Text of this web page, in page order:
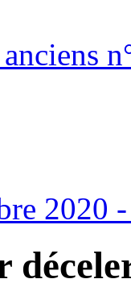
2020